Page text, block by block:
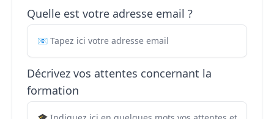
Quelle est votre adresse email ?
Décrivez vos attentes concernant la
formation